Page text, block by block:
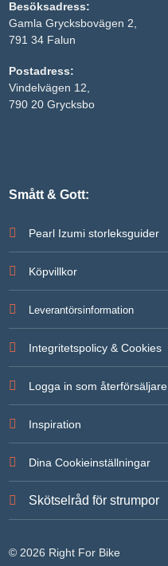
Besöksadress:
Gamla Grycksbovägen 2,
791 34 Falun
Postadress:
Vindelvägen 12,
790 20 Grycksbo
Smått & Gott:
Pearl Izumi storleksguider
Köpvillkor
Leverantörsinformation
Integritetspolicy & Cookies
Logga in som återförsäljare
Inspiration
Dina Cookieinställningar
Skötselråd för strumpor
© 2026 Right For Bike